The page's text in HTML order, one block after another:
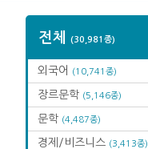
전체 (30,981종)
외국어 (10,741종)
장르문학 (5,146종)
문학 (4,487종)
경제/비즈니스 (3,413종)